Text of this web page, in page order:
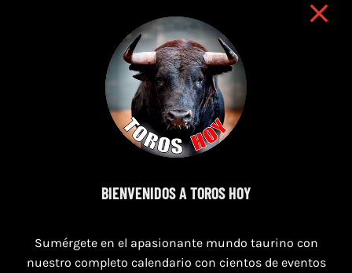
2026
BIENVENIDOS A TOROS HOY
Sumérgete en el apasionante mundo taurino con
nuestro completo calendario con cientos de eventos